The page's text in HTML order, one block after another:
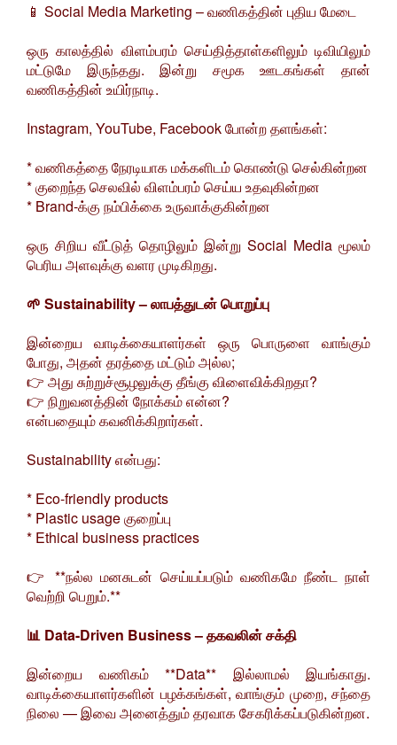
📱 Social Media Marketing – வணிகத்தின் புதிய மேடை
ஒரு காலத்தில் விளம்பரம் செய்தித்தாள்களிலும் டிவியிலும்
மட்டுமே இருந்தது. இன்று சமூக ஊடகங்கள் தான்
வணிகத்தின் உயிர்நாடி.
Instagram, YouTube, Facebook போன்ற தளங்கள்:
* வணிகத்தை நேரடியாக மக்களிடம் கொண்டு செல்கின்றன
* குறைந்த செலவில் விளம்பரம் செய்ய உதவுகின்றன
* Brand-க்கு நம்பிக்கை உருவாக்குகின்றன
ஒரு சிறிய வீட்டுத் தொழிலும் இன்று Social Media மூலம்
பெரிய அளவுக்கு வளர முடிகிறது.
🌱 Sustainability – லாபத்துடன் பொறுப்பு
இன்றைய வாடிக்கையாளர்கள் ஒரு பொருளை வாங்கும்
போது, அதன் தரத்தை மட்டும் அல்ல;
👉 அது சுற்றுச்சூழலுக்கு தீங்கு விளைவிக்கிறதா?
👉 நிறுவனத்தின் நோக்கம் என்ன?
என்பதையும் கவனிக்கிறார்கள்.
Sustainability என்பது:
* Eco-friendly products
* Plastic usage குறைப்பு
* Ethical business practices
👉 **நல்ல மனசுடன் செய்யப்படும் வணிகமே நீண்ட நாள்
வெற்றி பெறும்.**
📊 Data-Driven Business – தகவலின் சக்தி
இன்றைய வணிகம் **Data** இல்லாமல் இயங்காது.
வாடிக்கையாளர்களின் பழக்கங்கள், வாங்கும் முறை, சந்தை
நிலை — இவை அனைத்தும் தரவாக சேகரிக்கப்படுகின்றன.